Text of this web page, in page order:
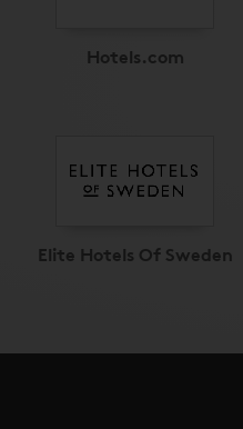
Hotels.com
Elite Hotels Of Sweden